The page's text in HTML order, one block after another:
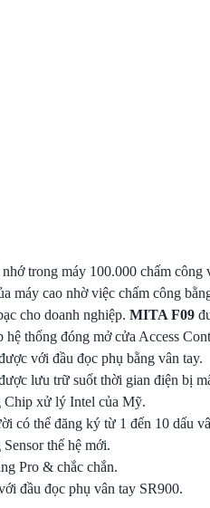
trong máy 100.000 chấm
máy cao nhờ việc chấm công
cho doanh nghiệp. MITA F09
đóng mở cửa Access
với đầu đọc phụ bằng vân tay.
lưu trữ suốt thời gian điện bị
xử lý Intel của Mỹ.
thể đăng ký từ 1 đến 10 dấu
thế hệ mới.
& chắc chắn.
đọc phụ vân tay SR900.